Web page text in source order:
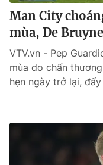
Man City
mùa, De
VTV.vn - Pep
mùa do chấn
hẹn ngày trở lại,